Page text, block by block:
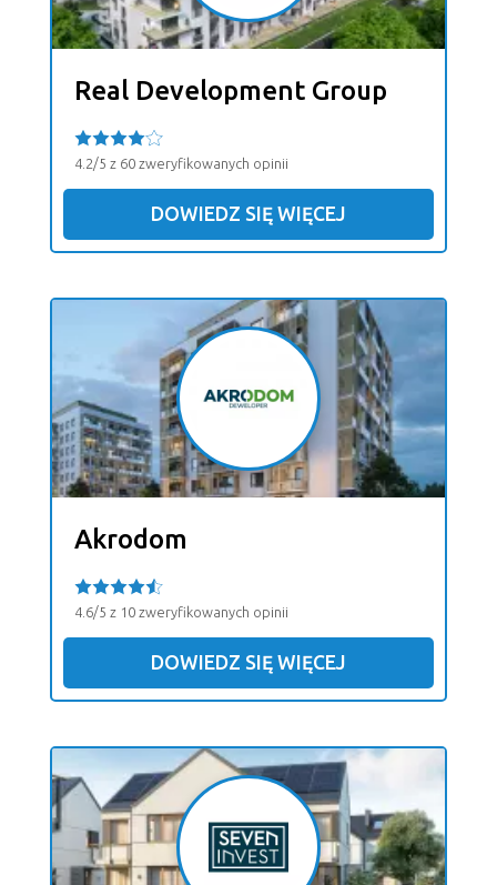
Real Development Group
4.2/5 z 60 zweryfikowanych opinii
DOWIEDZ SIĘ WIĘCEJ
Akrodom
4.6/5 z 10 zweryfikowanych opinii
DOWIEDZ SIĘ WIĘCEJ